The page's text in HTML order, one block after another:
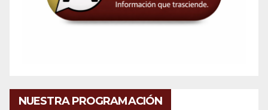
NUESTRA PROGRAMACIÓN